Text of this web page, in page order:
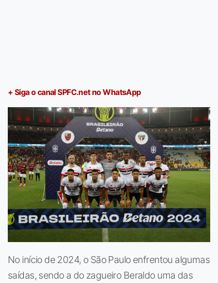
+ Siga o canal SPFC.net no WhatsApp
No início de 2024, o São Paulo enfrentou algumas
saídas, sendo a do zagueiro Beraldo uma das